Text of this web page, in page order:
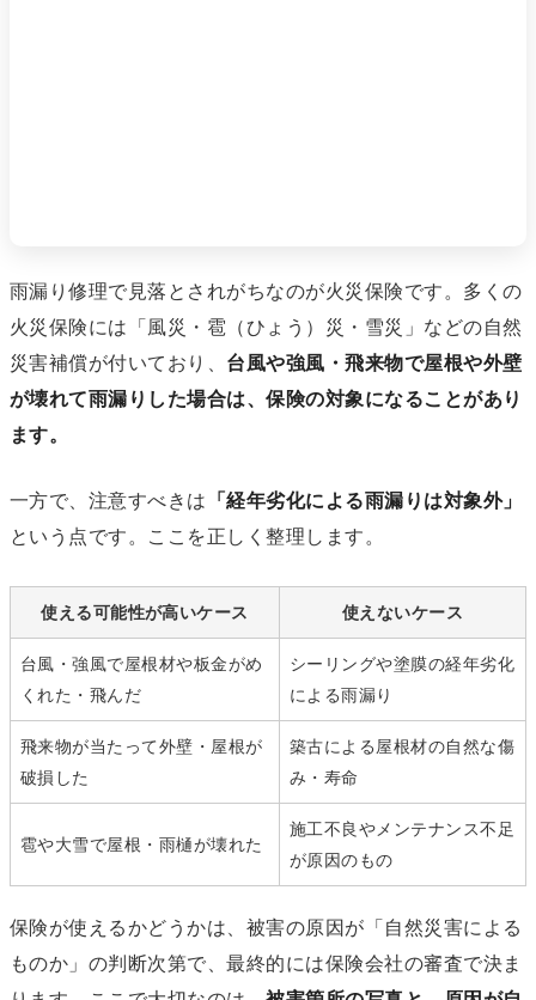
雨漏り修理で見落とされがちなのが火災保険です。多くの
火災保険には「風災・雹（ひょう）災・雪災」などの自然
災害補償が付いており、 台風や強風・飛来物で屋根や外壁
が壊れて雨漏りした場合は、保険の対象になることがあり
ます。
一方で、注意すべきは
「経年劣化による雨漏りは対象外」
という点です。ここを正しく整理します。
使える可能性が高いケース 使えないケース
台風・強風で屋根材や板金がめ
くれた・飛んだ
シーリングや塗膜の経年劣化
による雨漏り
飛来物が当たって外壁・屋根が
破損した
築古による屋根材の自然な傷
み・寿命
雹や大雪で屋根・雨樋が壊れた
施工不良やメンテナンス不足
が原因のもの
保険が使えるかどうかは、被害の原因が「自然災害による
ものか」の判断次第で、最終的には保険会社の審査で決ま